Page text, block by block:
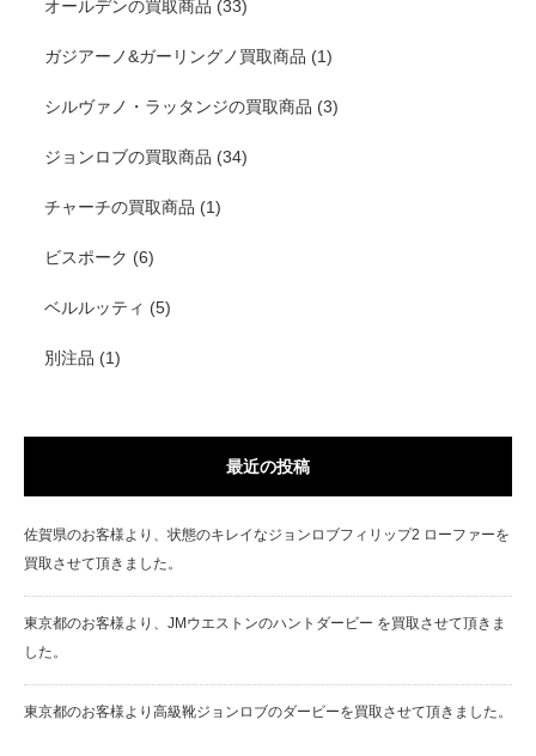
オールデンの買取商品 (33)
ガジアーノ&ガーリングノ買取商品 (1)
シルヴァノ・ラッタンジの買取商品 (3)
ジョンロブの買取商品 (34)
チャーチの買取商品 (1)
ビスポーク (6)
ベルルッティ (5)
別注品 (1)
最近の投稿
佐賀県のお客様より、状態のキレイなジョンロブフィリップ2 ローファーを
買取させて頂きました。
東京都のお客様より、JMウエストンのハントダービー を買取させて頂きま
した。
東京都のお客様より高級靴ジョンロブのダービーを買取させて頂きました。